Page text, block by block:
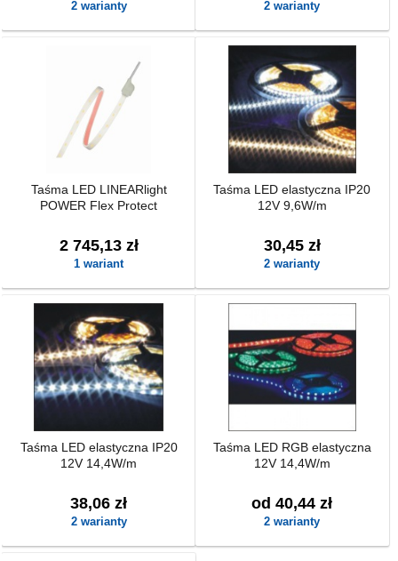
2 warianty 2 warianty
Taśma LED LINEARlight
POWER Flex Protect
2 745,13 zł
1 wariant
Taśma LED elastyczna IP20
12V 9,6W/m
30,45 zł
2 warianty
Taśma LED elastyczna IP20
12V 14,4W/m
38,06 zł
2 warianty
Taśma LED RGB elastyczna
12V 14,4W/m
od 40,44 zł
2 warianty